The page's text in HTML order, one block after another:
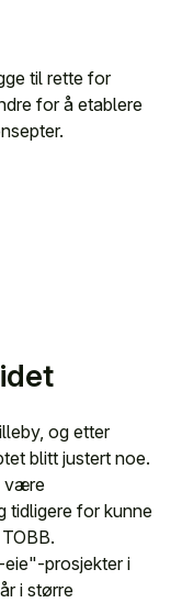
til rette for
for å etablere
og etter
blitt justert noe.
være
tidligere for kunne
prosjekter i
i større